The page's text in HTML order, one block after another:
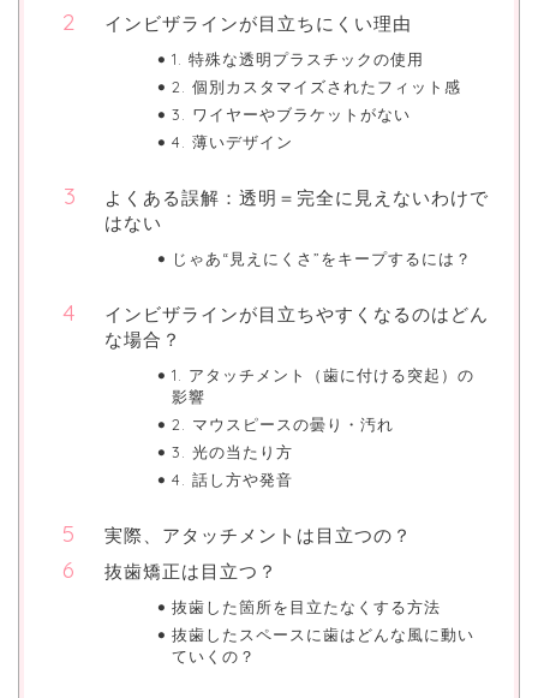
インビザラインが目立ちにくい理由
1. 特殊な透明プラスチックの使用
2. 個別カスタマイズされたフィット感
3. ワイヤーやブラケットがない
4. 薄いデザイン
よくある誤解：透明＝完全に見えないわけで
はない
じゃあ“見えにくさ”をキープするには？
インビザラインが目立ちやすくなるのはどん
な場合？
1. アタッチメント（歯に付ける突起）の
影響
2. マウスピースの曇り・汚れ
3. 光の当たり方
4. 話し方や発音
実際、アタッチメントは目立つの？
抜歯矯正は目立つ？
抜歯した箇所を目立たなくする方法
抜歯したスペースに歯はどんな風に動い
ていくの？